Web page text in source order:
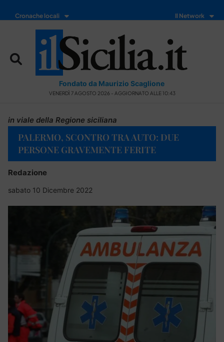
Cronache locali Il Network
Fondato da Maurizio Scaglione
VENERDÌ 7 AGOSTO 2026 - AGGIORNATO ALLE 10:43
in viale della Regione siciliana
PALERMO, SCONTRO TRA AUTO: DUE
PERSONE GRAVEMENTE FERITE
Redazione
sabato 10 Dicembre 2022